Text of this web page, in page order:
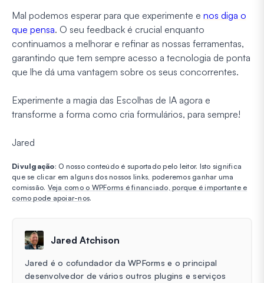
Mal podemos esperar para que experimente e nos diga o
que pensa. O seu feedback é crucial enquanto
continuamos a melhorar e refinar as nossas ferramentas,
garantindo que tem sempre acesso a tecnologia de ponta
que lhe dá uma vantagem sobre os seus concorrentes.
Experimente a magia das Escolhas de IA agora e
transforme a forma como cria formulários, para sempre!
Jared
Divulgação: O nosso conteúdo é suportado pelo leitor. Isto significa
que se clicar em alguns dos nossos links, poderemos ganhar uma
comissão. Veja como o WPForms é financiado, porque é importante e
como pode apoiar-nos.
Jared Atchison
Jared é o cofundador da WPForms e o principal
desenvolvedor de vários outros plugins e serviços